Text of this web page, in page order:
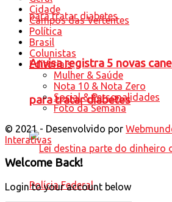
Anvisa registra 5 novas
para tratar diabetes
Cidade
Campos das Vertentes
Política
Brasil
Colunistas
Editoriais
Mulher & Saúde
Nota 10 & Nota Zero
Social & Personalidades
Foto da Semana
© 2021 - Desenvolvido por
Interativas
Welcome Back!
Login to your account below